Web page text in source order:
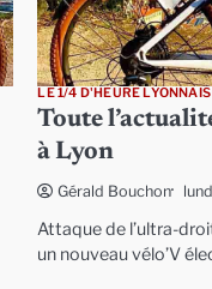
LE 1/4 D'HEURE LYONNAIS
Toute
à Lyon
Gérald Bouchon
Attaque de l’ultra-
un nouveau vélo’V